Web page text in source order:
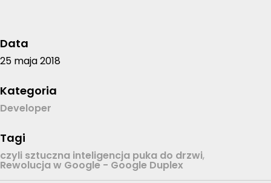
Data
25 maja 2018
Kategoria
Developer
Tagi
czyli sztuczna inteligencja puka do drzwi,
Rewolucja w Google - Google Duplex